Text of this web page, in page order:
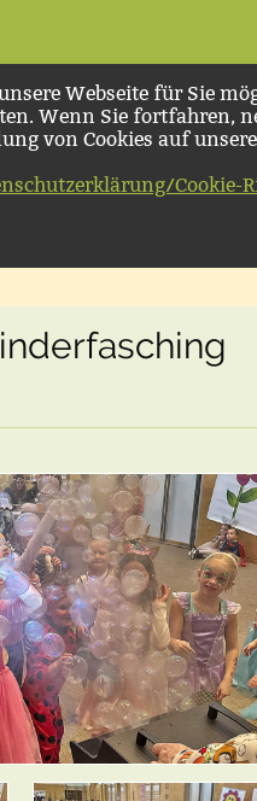
Webseite für Sie
Wenn Sie fortfahren,
von Cookies auf
Cookie-